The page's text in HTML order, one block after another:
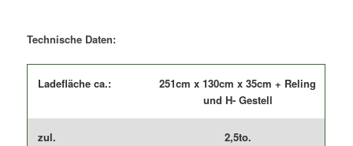
Technische Daten:
Ladefläche ca.:
251cm x 130cm x 35cm + Reling
und H- Gestell
zul. 2,5to.